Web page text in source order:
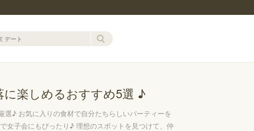
楽しめるおすすめ5選 ♪
♪ お気に入りの食材で自分たちらしいパーティーを
女子会にもぴったり♪ 理想のスポットを見つけて、仲